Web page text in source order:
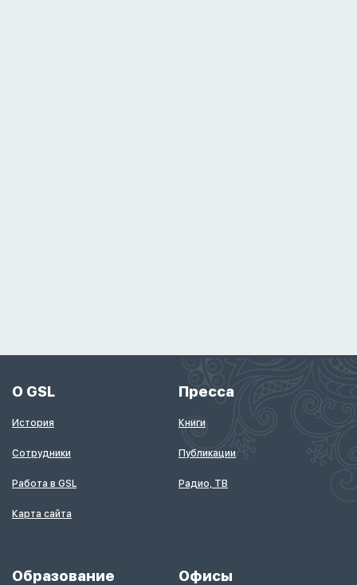
О GSL
История
Сотрудники
Работа в GSL
Карта сайта
Пресса
Книги
Публикации
Радио, ТВ
Образование Офисы